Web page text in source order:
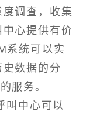
调查，收集
心提供有价
系统可以实
数据的分
服务。
叫中心可以